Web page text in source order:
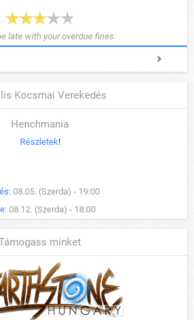
late with your overdue fines.
Kocsmai Verekedés
Henchmania
Részletek!
08.05. (Szerda) - 19:00
08.12. (Szerda) - 18:00
minket